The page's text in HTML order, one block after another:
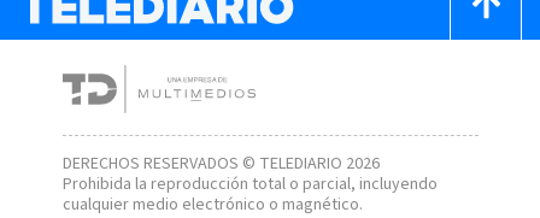
DERECHOS RESERVADOS © TELEDIARIO 2026
Prohibida la reproducción total o parcial, incluyendo
cualquier medio electrónico o magnético.